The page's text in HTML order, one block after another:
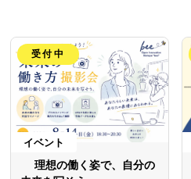
受付中
イベント
理想の働く姿で、自分の